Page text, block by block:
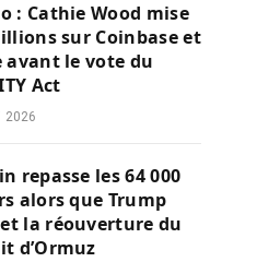
: Cathie Wood mise
sur Coinbase et
avant le vote du
Act
2026
repasse les 64 000
alors que Trump
la réouverture du
d’Ormuz